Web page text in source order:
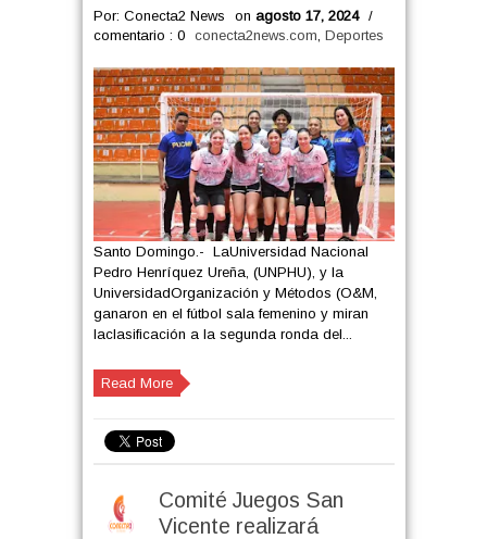
Por: Conecta2 News on agosto 17, 2024
/
comentario : 0
conecta2news.com, Deportes
Santo Domingo.- LaUniversidad Nacional
Pedro Henríquez Ureña, (UNPHU), y la
UniversidadOrganización y Métodos (O&M,
ganaron en el fútbol sala femenino y miran
laclasificación a la segunda ronda del...
Read More
Comité Juegos San
Vicente realizará